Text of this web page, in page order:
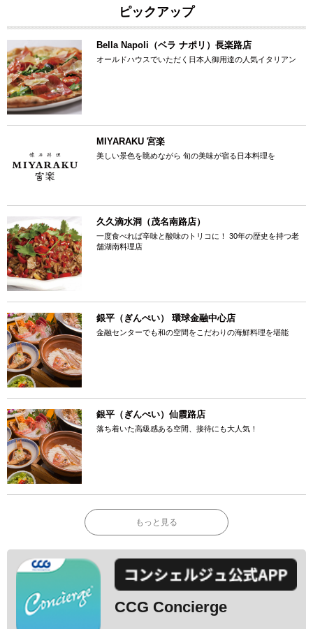
ピックアップ
Bella Napoli（ベラ ナポリ）長楽路店
オールドハウスでいただく日本人御用達の人気イタリアン
MIYARAKU 宮楽
美しい景色を眺めながら 旬の美味が宿る日本料理を
久久滴水洞（茂名南路店）
一度食べれば辛味と酸味のトリコに！ 30年の歴史を持つ老
舗湖南料理店
銀平（ぎんぺい） 環球金融中心店
金融センターでも和の空間をこだわりの海鮮料理を堪能
銀平（ぎんぺい）仙霞路店
落ち着いた高級感ある空間、接待にも大人気！
もっと見る
CCG Concierge